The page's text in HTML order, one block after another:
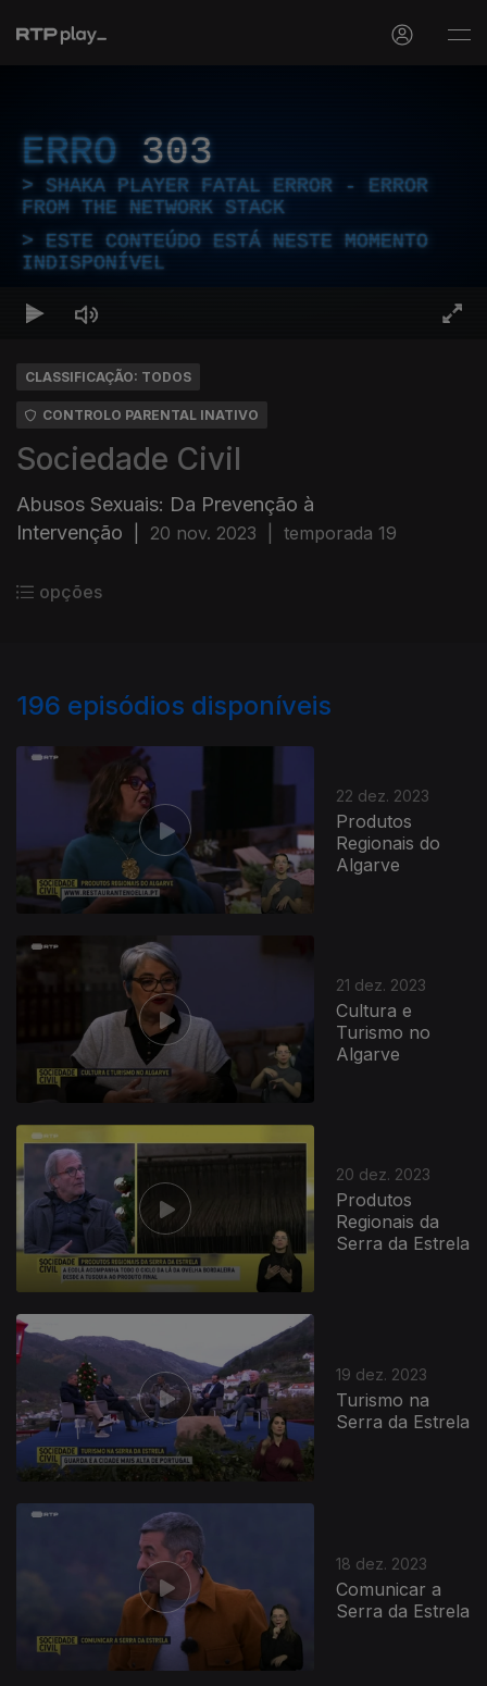
ERRO 303
SHAKA PLAYER FATAL ERROR - ERROR
FROM THE NETWORK STACK
ESTE CONTEÚDO ESTÁ NESTE MOMENTO
INDISPONÍVEL
CLASSIFICAÇÃO: TODOS
CONTROLO PARENTAL INATIVO
Sociedade Civil
Abusos Sexuais: Da Prevenção à
Intervenção
20 nov. 2023 temporada 19
opções
196 episódios disponíveis
22 dez. 2023
Produtos
Regionais do
Algarve
21 dez. 2023
Cultura e
Turismo no
Algarve
20 dez. 2023
Produtos
Regionais da
Serra da Estrela
19 dez. 2023
Turismo na
Serra da Estrela
18 dez. 2023
Comunicar a
Serra da Estrela